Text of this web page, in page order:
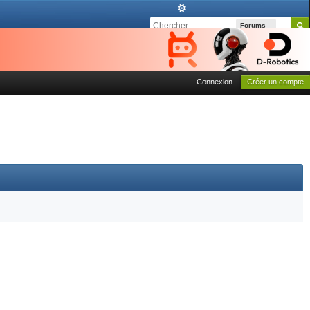
Forums
Connexion Créer un compte